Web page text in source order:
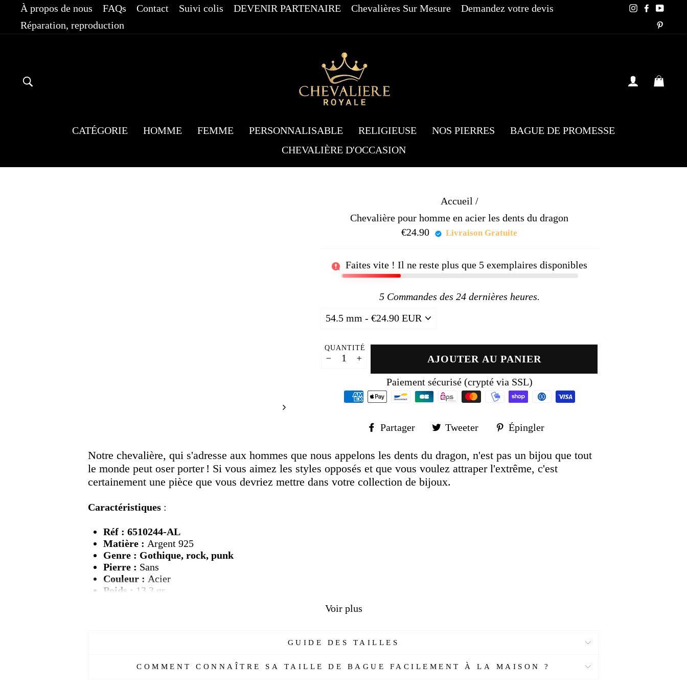
□
Passer
contenu
À propos de nous FAQs Contact Suivi colis DEVENIR PARTENAIRE Chevalières Sur Mesure
Demandez votre devis
Réparation, reproduction
Instagram
SE
CATÉGORIE HOMME FEMME PERSONNALISABLE RELIGIEUSE NOS PIERRES
BAGUE DE PROMESSE
CHEVALIÈRE D'OCCASION
Accueil /
Chevalière pour homme en acier les dents du dragon
€24.90 PrixLivraison Gratuite
Faites vite ! Il ne reste plus que 5 exemplaires disponibles
5Commandes des 24 dernières heures.
QUANTITÉ
AJOUTER AU PANIER
Paiement sécurisé (crypté via SSL)
Partager
Partager
Facebook
Tweeter
Tweeter
Twitter
Épingler
Pinterest
Notre chevalière, qui s'adresse aux hommes que nous appelons les dents du dragon, n'est pas un bijou que tout
le monde peut oser porter ! Si vous aimez les styles opposés et que vous voulez attraper l'extrême, c'est
certainement une pièce que vous devriez mettre dans votre collection de bijoux.
Caractéristiques :
Réf : 6510244-AL
Matière : Argent 925
Genre : Gothique, rock, punk
Pierre : Sans
Couleur : Acier
Poids : 13.3 gr
Référez-vous pour la taille au tableau !
Voir plus
GUIDE DES TAILLES
COMMENT CONNAÎTRE SA TAILLE DE BAGUE FACILEMENT À LA MAISON ?